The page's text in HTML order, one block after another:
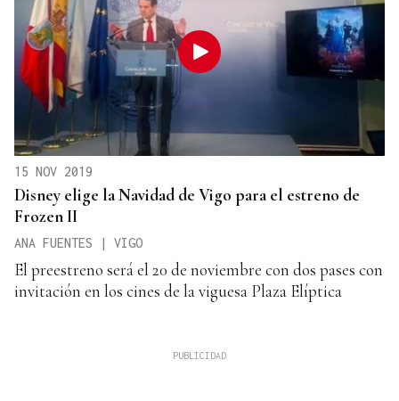
15 NOV 2019
Disney elige la Navidad de Vigo para el estreno de
Frozen II
ANA FUENTES | VIGO
El preestreno será el 20 de noviembre con dos pases con
invitación en los cines de la viguesa Plaza Elíptica